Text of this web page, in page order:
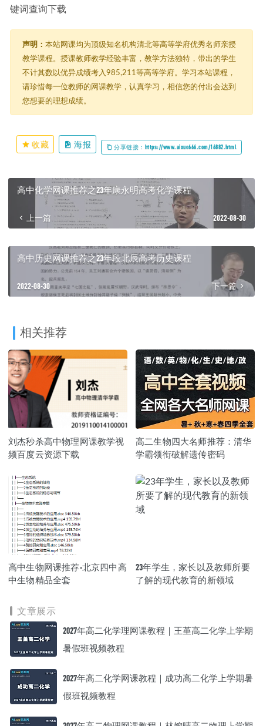
键词查询下载
声明： 本站网课均为顶级知名机构清北等高等学府优秀名师亲授
教学课程。授课教师教学经验丰富，教学方法独特，带出的学生
不计其数以优异成绩考入985,211等高等学府。学习本站课程，
请珍惜每一位教师的网课教学，认真学习，相信您的付出会达到
您想要的理想成绩。
收藏 海报 分享链接：https://www.aixue666.com/16882.html
高中化学网课推荐之23年康永明高考化学课程
上一篇 2022-08-30
高中历史网课推荐之23年段北辰高考历史课程
2022-08-30 下一篇
相关推荐
刘杰秒杀高中物理网课教学视
频百度云资源下载
高二生物四大名师推荐：清华
学霸领衔破解遗传密码
高中生物网课推荐-北京四中高
中生物精品全套
23年学生，家长以及教师所要
了解的现代教育的新领域
文章展示
2027年高二化学理网课教程｜王堇高二化学上学期
暑假班视频教程
2027年高二化学网课教程｜成功高二化学上学期暑
假班视频教程